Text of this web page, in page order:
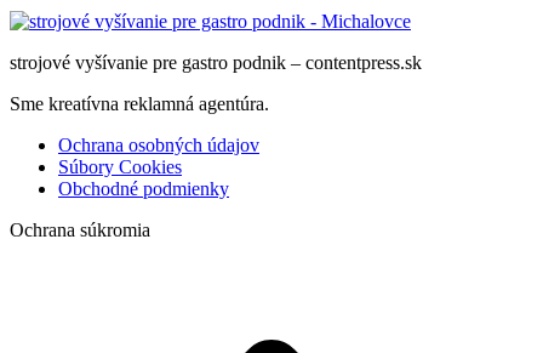
strojové vyšívanie pre gastro podnik – contentpress.sk
Sme kreatívna reklamná agentúra.
Ochrana osobných údajov
Súbory Cookies
Obchodné podmienky
Ochrana súkromia